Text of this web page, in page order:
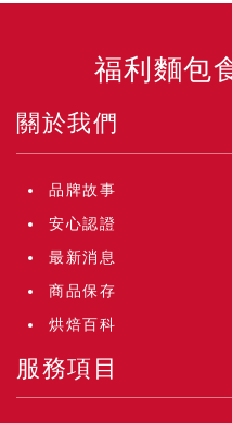
福利麵包
關於我們
品牌故事
安心認證
最新消息
商品保存
烘焙百科
服務項目